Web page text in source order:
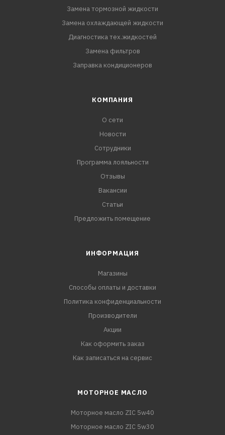
Замена тормозной жидкости
Замена охлаждающей жидкости
Диагностика тех.жидкостей
Замена фильтров
Заправка кондиционеров
КОМПАНИЯ
О сети
Новости
Сотрудники
Программа лояльности
Отзывы
Вакансии
Статьи
Предложить помещение
ИНФОРМАЦИЯ
Магазины
Способы оплаты и доставки
Политика конфиденциальности
Производители
Акции
Как оформить заказ
Как записаться на сервис
МОТОРНОЕ МАСЛО
Моторное масло ZIC 5w40
Моторное масло ZIC 5w30